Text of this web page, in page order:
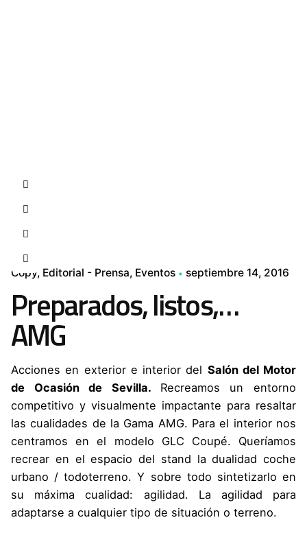
Copy Editorial - Prensa Eventos septiembre 14, 2016
Preparados, listos,…
AMG
Acciones en exterior e interior del Salón del Motor
de Ocasión de Sevilla. Recreamos un entorno
competitivo y visualmente impactante para resaltar
las cualidades de la Gama AMG. Para el interior nos
centramos en el modelo GLC Coupé. Queríamos
recrear en el espacio del stand la dualidad coche
urbano / todoterreno. Y sobre todo sintetizarlo en
su máxima cualidad: agilidad. La agilidad para
adaptarse a cualquier tipo de situación o terreno.